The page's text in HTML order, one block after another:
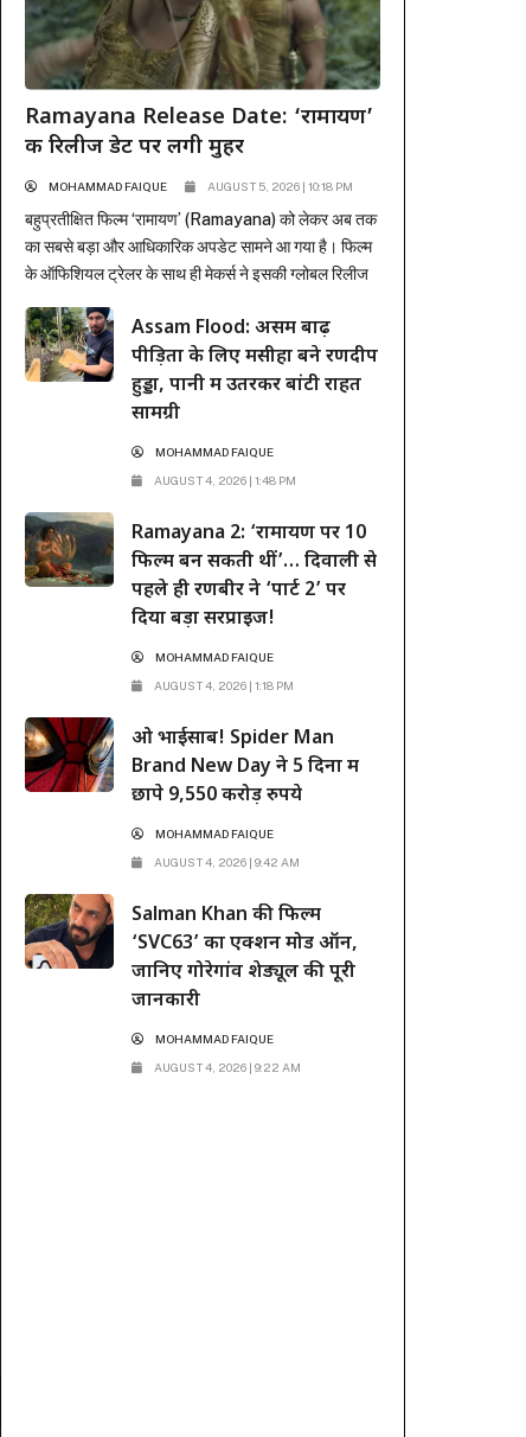
Ramayana Release Date: ‘रामायण’
की रिलीज डेट पर लगी मुहर
MOHAMMAD FAIQUE AUGUST 5, 2026 | 10:18 PM
बहुप्रतीक्षित फिल्म ‘रामायण’ (Ramayana) को लेकर अब तक
का सबसे बड़ा और आधिकारिक अपडेट सामने आ गया है। फिल्म
के ऑफिशियल ट्रेलर के साथ ही मेकर्स ने इसकी ग्लोबल रिलीज
डिस्ट्रीब्यूशन जायंट सोनी पिक्चर्स ने मुहर लगा दी है कि यह भव्य
महाकाव्य 6 नवंबर...
Assam Flood: असम बाढ़
पीड़ितों के लिए मसीहा बने रणदीप
हुड्डा, पानी में उतरकर बांटी राहत
सामग्री
MOHAMMAD FAIQUE
AUGUST 4, 2026 | 1:48 PM
Ramayana 2: ‘रामायण पर 10
फिल्में बन सकती थीं’… दिवाली से
पहले ही रणबीर ने ‘पार्ट 2’ पर
दिया बड़ा सरप्राइज!
MOHAMMAD FAIQUE
AUGUST 4, 2026 | 1:18 PM
ओ भाईसाब! Spider Man
Brand New Day ने 5 दिनों में
छापे 9,550 करोड़ रुपये
MOHAMMAD FAIQUE
AUGUST 4, 2026 | 9:42 AM
Salman Khan की फिल्म
‘SVC63’ का एक्शन मोड ऑन,
जानिए गोरेगांव शेड्यूल की पूरी
जानकारी
MOHAMMAD FAIQUE
AUGUST 4, 2026 | 9:22 AM